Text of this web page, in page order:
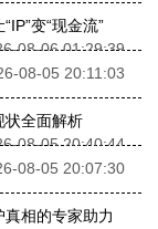
变“现金流”
08-06 01:29:39
08-05 20:11:03
状全面解析
08-05 20:40:44
08-05 20:07:30
相的专家助力